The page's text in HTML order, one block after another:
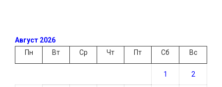
Август 2026
Пн
Вт Ср Чт Пт Сб Вс
1 2